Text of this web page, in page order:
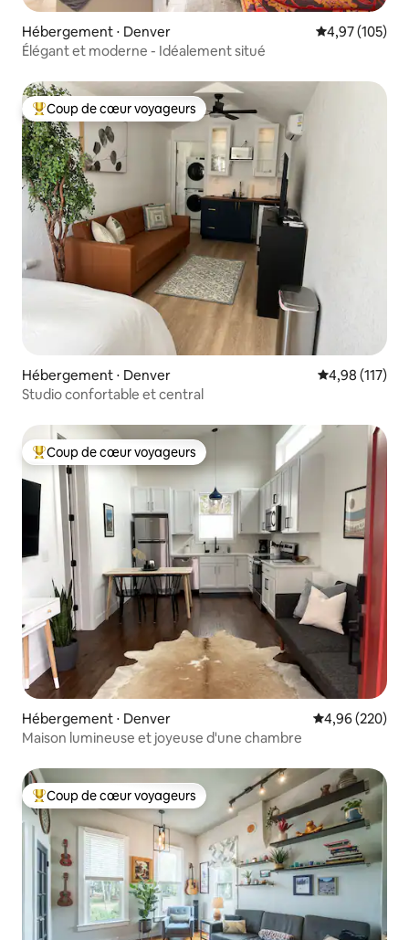
Hébergement ⋅ Denver Évaluation
4,97 (105)
Élégant et moderne - Idéalement situé
Coups de cœur voyageurs les plus appréciés
Coup de cœur voyageurs
Hébergement ⋅ Denver Évaluation
4,98 (117)
Studio confortable et central
Coups de cœur voyageurs les plus appréciés
Coup de cœur voyageurs
Hébergement ⋅ Denver Évaluation
4,96 (220)
Maison lumineuse et joyeuse d'une chambre
Coups de cœur voyageurs les plus appréciés
Coup de cœur voyageurs